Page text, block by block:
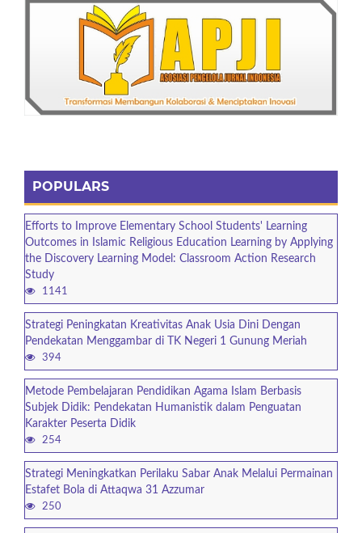
POPULARS
Efforts to Improve Elementary School Students' Learning
Outcomes in Islamic Religious Education Learning by Applying
the Discovery Learning Model: Classroom Action Research
Study
1141
Strategi Peningkatan Kreativitas Anak Usia Dini Dengan
Pendekatan Menggambar di TK Negeri 1 Gunung Meriah
394
Metode Pembelajaran Pendidikan Agama Islam Berbasis
Subjek Didik: Pendekatan Humanistik dalam Penguatan
Karakter Peserta Didik
254
Strategi Meningkatkan Perilaku Sabar Anak Melalui Permainan
Estafet Bola di Attaqwa 31 Azzumar
250